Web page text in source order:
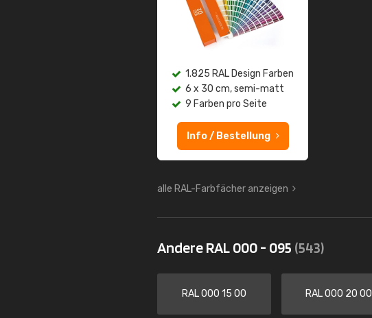
1.825 RAL Design Farben
6 x 30 cm, semi-matt
9 Farben pro Seite
Info / Bestellung
alle RAL-Farbfächer anzeigen
Andere RAL 000 - 095 (543)
RAL 000 15 00 RAL 000 20 00